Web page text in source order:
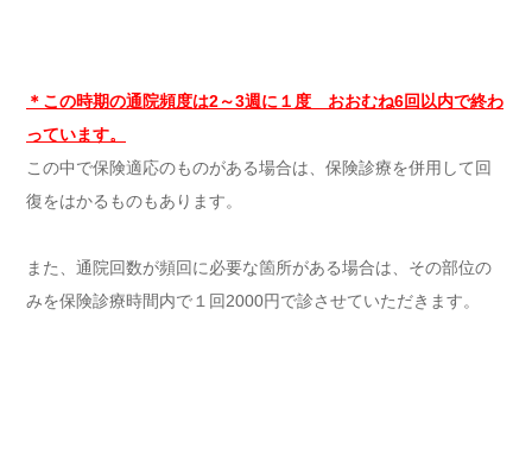
＊この時期の通院頻度は2～3週に１度 おおむね6回以内で終わ
っています。
この中で保険適応のものがある場合は、保険診療を併用して回
復をはかるものもあります。
また、通院回数が頻回に必要な箇所がある場合は、その部位の
みを保険診療時間内で１回2000円で診させていただきます。